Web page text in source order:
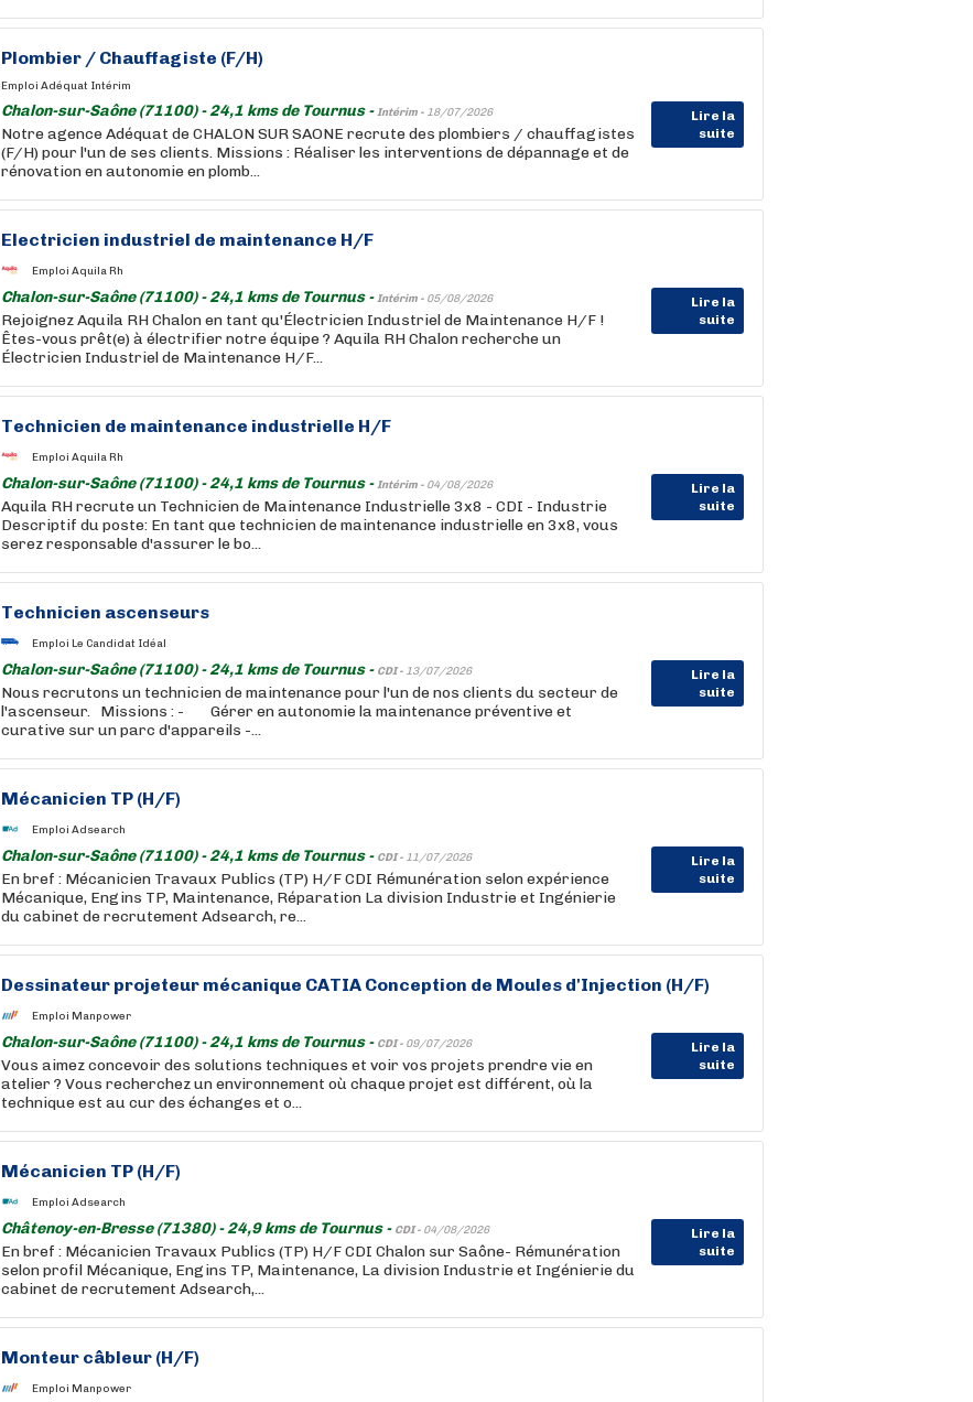
Plombier / Chauffagiste (F/H)
Emploi Adéquat Intérim
Chalon-sur-Saône (71100) - 24,1 kms de Tournus -Intérim - 18/07/2026
Lire la
suite
Notre agence Adéquat de CHALON SUR SAONE recrute des plombiers / chauffagistes
(F/H) pour l'un de ses clients. Missions : Réaliser les interventions de dépannage et de
rénovation en autonomie en plomb...
Electricien industriel de maintenance H/F
Emploi Aquila Rh
Chalon-sur-Saône (71100) - 24,1 kms de Tournus -Intérim - 05/08/2026
Lire la
suite
Rejoignez Aquila RH Chalon en tant qu'Électricien Industriel de Maintenance H/F !
Êtes-vous prêt(e) à électrifier notre équipe ? Aquila RH Chalon recherche un
Électricien Industriel de Maintenance H/F...
Technicien de maintenance industrielle H/F
Emploi Aquila Rh
Chalon-sur-Saône (71100) - 24,1 kms de Tournus -Intérim - 04/08/2026
Lire la
suite
Aquila RH recrute un Technicien de Maintenance Industrielle 3x8 - CDI - Industrie
Descriptif du poste: En tant que technicien de maintenance industrielle en 3x8, vous
serez responsable d'assurer le bo...
Technicien ascenseurs
Emploi Le Candidat Idéal
Chalon-sur-Saône (71100) - 24,1 kms de Tournus - CDI - 13/07/2026
Lire la
suite
Nous recrutons un technicien de maintenance pour l'un de nos clients du secteur de
l'ascenseur. Missions : - Gérer en autonomie la maintenance préventive et
curative sur un parc d'appareils -...
Mécanicien TP (H/F)
Emploi Adsearch
Chalon-sur-Saône (71100) - 24,1 kms de Tournus - CDI - 11/07/2026
Lire la
suite
En bref : Mécanicien Travaux Publics (TP) H/F CDI Rémunération selon expérience
Mécanique, Engins TP, Maintenance, Réparation La division Industrie et Ingénierie
du cabinet de recrutement Adsearch, re...
Dessinateur projeteur mécanique CATIA Conception de Moules d'Injection (H/F)
Emploi Manpower
Chalon-sur-Saône (71100) - 24,1 kms de Tournus - CDI - 09/07/2026
Lire la
suite
Vous aimez concevoir des solutions techniques et voir vos projets prendre vie en
atelier ? Vous recherchez un environnement où chaque projet est différent, où la
technique est au cur des échanges et o...
Mécanicien TP (H/F)
Emploi Adsearch
Châtenoy-en-Bresse (71380) - 24,9 kms de Tournus - CDI - 04/08/2026
Lire la
suite
En bref : Mécanicien Travaux Publics (TP) H/F CDI Chalon sur Saône- Rémunération
selon profil Mécanique, Engins TP, Maintenance, La division Industrie et Ingénierie du
cabinet de recrutement Adsearch,...
Monteur câbleur (H/F)
Emploi Manpower